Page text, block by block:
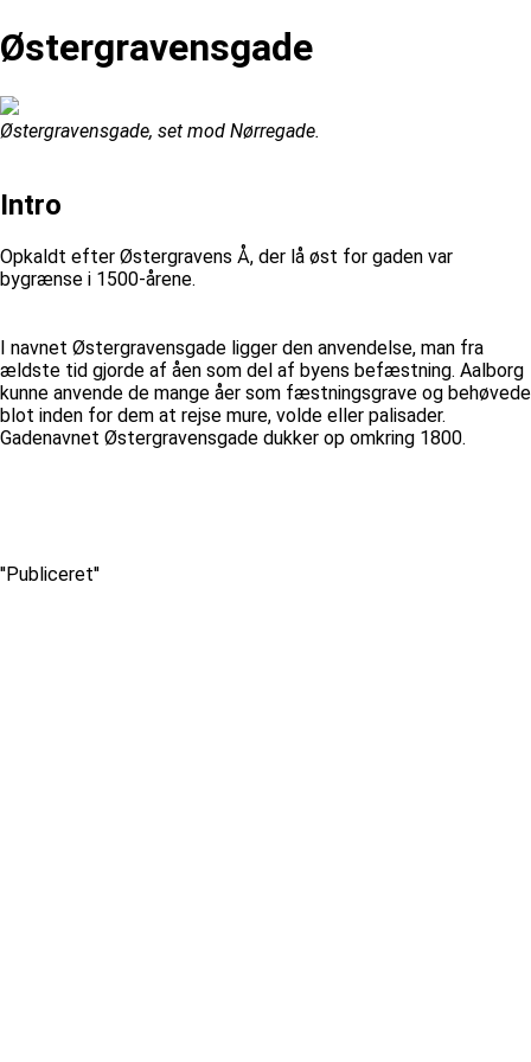
Østergravensgade
Østergravensgade, set mod Nørregade.
Intro
Opkaldt efter Østergravens Å, der lå øst for gaden var
bygrænse i 1500-årene.
I navnet Østergravensgade ligger den anvendelse, man fra
ældste tid gjorde af åen som del af byens befæstning. Aalborg
kunne anvende de mange åer som fæstningsgrave og behøvede
blot inden for dem at rejse mure, volde eller palisader.
Gadenavnet Østergravensgade dukker op omkring 1800.
''Publiceret''